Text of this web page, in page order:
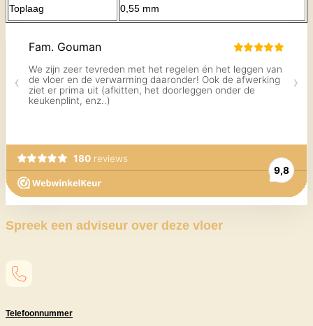
Toplaag 0,55 mm
Spreek een adviseur over deze vloer
Telefoonnummer